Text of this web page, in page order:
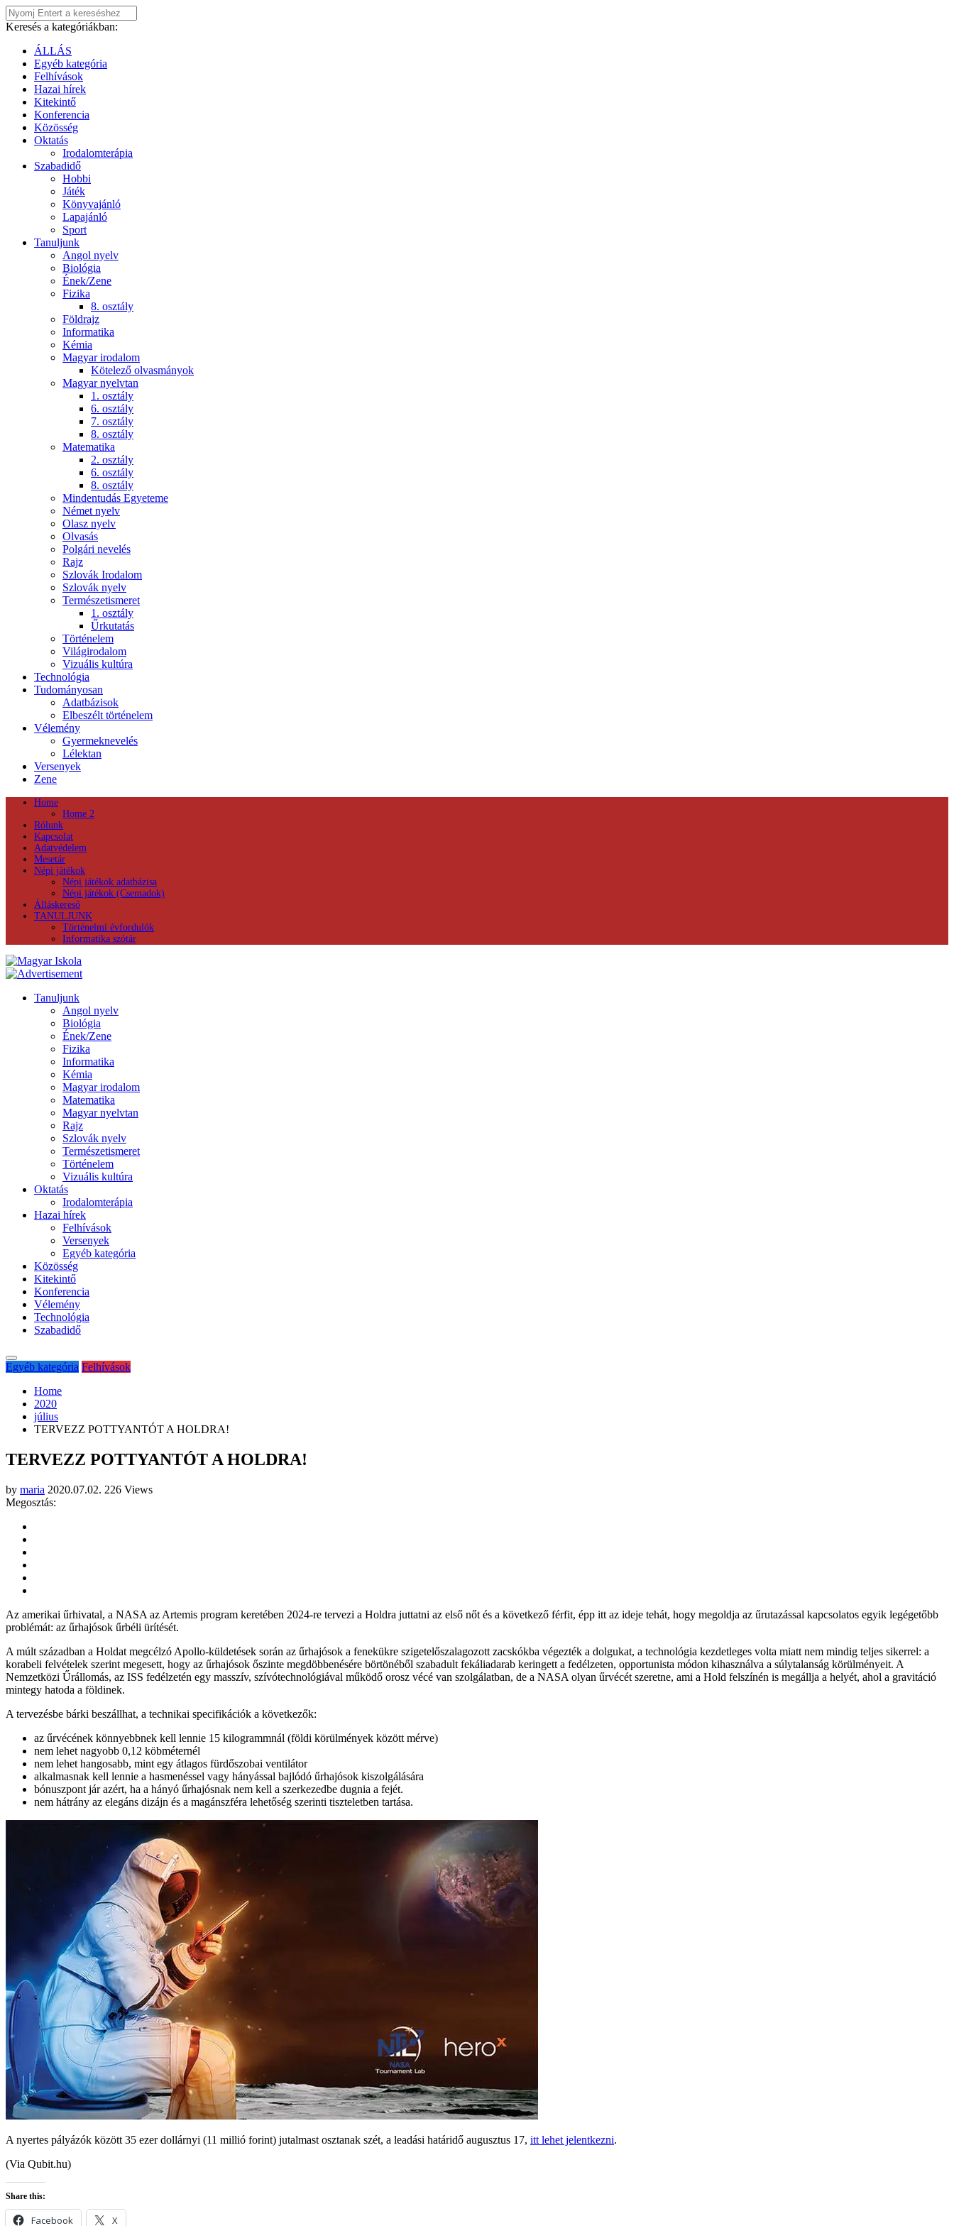
Keresés a kategóriákban:
ÁLLÁS
Egyéb kategória
Felhívások
Hazai hírek
Kitekintő
Konferencia
Közösség
Oktatás
Irodalomterápia
Szabadidő
Hobbi
Játék
Könyvajánló
Lapajánló
Sport
Tanuljunk
Angol nyelv
Biológia
Ének/Zene
Fizika
8. osztály
Földrajz
Informatika
Kémia
Magyar irodalom
Kötelező olvasmányok
Magyar nyelvtan
1. osztály
6. osztály
7. osztály
8. osztály
Matematika
2. osztály
6. osztály
8. osztály
Mindentudás Egyeteme
Német nyelv
Olasz nyelv
Olvasás
Polgári nevelés
Rajz
Szlovák Irodalom
Szlovák nyelv
Természetismeret
1. osztály
Űrkutatás
Történelem
Világirodalom
Vizuális kultúra
Technológia
Tudományosan
Adatbázisok
Elbeszélt történelem
Vélemény
Gyermeknevelés
Lélektan
Versenyek
Zene
Home
Home 2
Rólunk
Kapcsolat
Adatvédelem
Mesetár
Népi játékok
Népi játékok adatbázisa
Népi játékok (Csemadok)
Álláskereső
TANULJUNK
Történelmi évfordulók
Informatika szótár
Tanuljunk
Angol nyelv
Biológia
Ének/Zene
Fizika
Informatika
Kémia
Magyar irodalom
Matematika
Magyar nyelvtan
Rajz
Szlovák nyelv
Természetismeret
Történelem
Vizuális kultúra
Oktatás
Irodalomterápia
Hazai hírek
Felhívások
Versenyek
Egyéb kategória
Közösség
Kitekintő
Konferencia
Vélemény
Technológia
Szabadidő
Egyéb kategória Felhívások
Home
2020
július
TERVEZZ POTTYANTÓT A HOLDRA!
TERVEZZ POTTYANTÓT A HOLDRA!
by maria 2020.07.02. 226 Views
Megosztás:
Az amerikai űrhivatal, a NASA az Artemis program keretében 2024-re tervezi a Holdra juttatni az első nőt és a következő férfit, épp itt az ideje tehát, hogy megoldja az űrutazással kapcsolatos egyik legégetőbb
problémát: az űrhajósok űrbéli ürítését.
A múlt században a Holdat megcélzó Apollo-küldetések során az űrhajósok a fenekükre szigetelőszalagozott zacskókba végezték a dolgukat, a technológia kezdetleges volta miatt nem mindig teljes sikerrel: a
korabeli felvételek szerint megesett, hogy az űrhajósok őszinte megdöbbenésére börtönéből szabadult fekáliadarab keringett a fedélzeten, opportunista módon kihasználva a súlytalanság körülményeit. A
Nemzetközi Űrállomás, az ISS fedélzetén egy masszív, szívótechnológiával működő orosz vécé van szolgálatban, de a NASA olyan űrvécét szeretne, ami a Hold felszínén is megállja a helyét, ahol a gravitáció
mintegy hatoda a földinek.
A tervezésbe bárki beszállhat, a technikai specifikációk a következők:
az űrvécének könnyebbnek kell lennie 15 kilogrammnál (földi körülmények között mérve)
nem lehet nagyobb 0,12 köbméternél
nem lehet hangosabb, mint egy átlagos fürdőszobai ventilátor
alkalmasnak kell lennie a hasmenéssel vagy hányással bajlódó űrhajósok kiszolgálására
bónuszpont jár azért, ha a hányó űrhajósnak nem kell a szerkezedbe dugnia a fejét.
nem hátrány az elegáns dizájn és a magánszféra lehetőség szerinti tiszteletben tartása.
A nyertes pályázók között 35 ezer dollárnyi (11 millió forint) jutalmast osztanak szét, a leadási határidő augusztus 17, itt lehet jelentkezni.
(Via Qubit.hu)
Share this:
Facebook X